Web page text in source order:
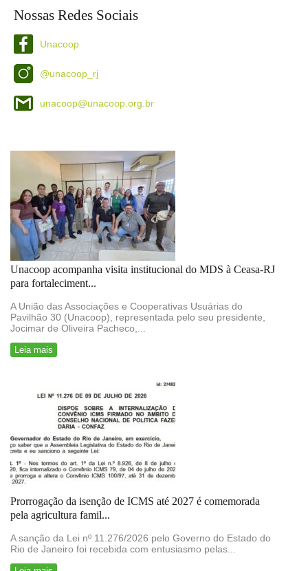
Nossas Redes Sociais
Unacoop
@unacoop_rj
unacoop@unacoop.org.br
Unacoop acompanha visita institucional do MDS à Ceasa-RJ
para fortaleciment...
A União das Associações e Cooperativas Usuárias do
Pavilhão 30 (Unacoop), representada pelo seu presidente,
Jocimar de Oliveira Pacheco,...
Leia mais
Prorrogação da isenção de ICMS até 2027 é comemorada
pela agricultura famil...
A sanção da Lei nº 11.276/2026 pelo Governo do Estado do
Rio de Janeiro foi recebida com entusiasmo pelas...